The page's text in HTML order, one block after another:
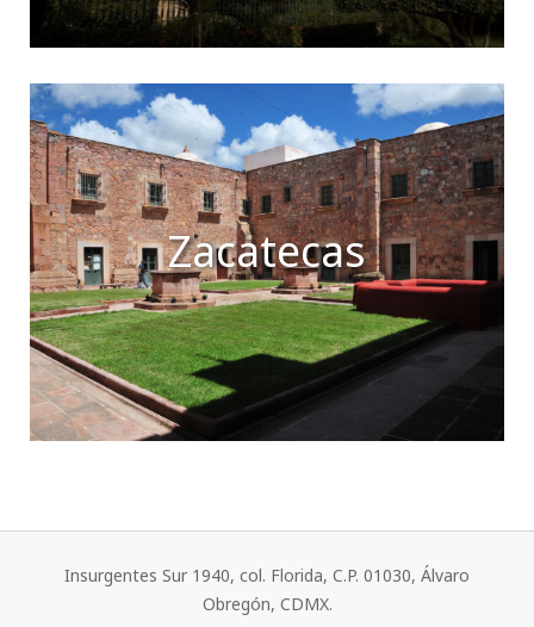
Zacatecas
Insurgentes Sur 1940, col. Florida, C.P. 01030, Álvaro
Obregón, CDMX.